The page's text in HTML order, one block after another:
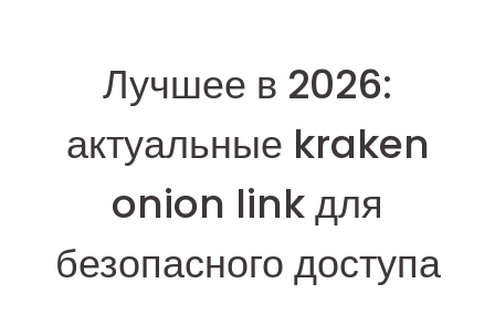
Лучшее в 2026:
актуальные kraken
onion link для
безопасного доступа